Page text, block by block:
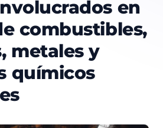
en
combustibles,
metales y
químicos